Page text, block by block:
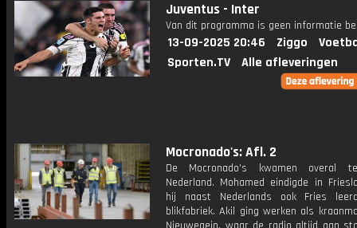
Juventus - Inter
Van dit programma is geen informatie
13-09-2025 20:46 Ziggo
Sporten.TV
Alle afleveringen
Mocronado's: Afl. 2
De Mocronado's kwamen overal
Nederland. Mohamed eindigde in
hij naast Nederlands ook Fries
blikfabriek. Akil ging werken als